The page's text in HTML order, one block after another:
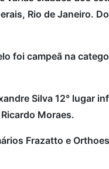
Rio de Janeiro.
foi campeã na
Silva 12° lugar
Moraes.
Frazatto e